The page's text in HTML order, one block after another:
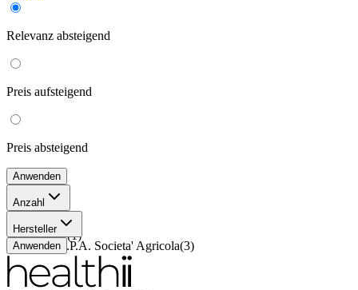
Relevanz absteigend
Preis aufsteigend
Preis absteigend
Anwenden
Anzahl
2)
20 Stück(1)
Hersteller
Aboca S.P.A. Societa' Agricola(3)
Anwenden